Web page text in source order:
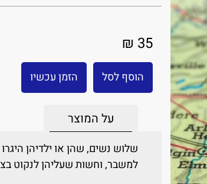
35 ₪
הוסף לסל הזמן עכשיו
על המוצר
שלוש נשים, שהן או ילדיהן
למשבר, וחשות שעליהן לנקוט